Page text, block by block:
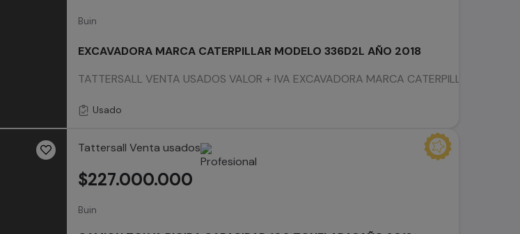
Buin
EXCAVADORA MARCA CATERPILLAR MODELO 336D2L AÑO 2018
TATTERSALL VENTA USADOS VALOR + IVA EXCAVADORA MARCA CATERPILLAR
Usado
Tattersall Venta usados
Buin
$227.000.000